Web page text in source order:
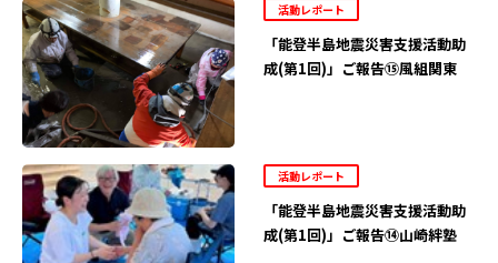
活動レポート
「能登半島地震災害支援活動助
成(第1回)」ご報告⑮風組関東
活動レポート
「能登半島地震災害支援活動助
成(第1回)」ご報告⑭山崎絆塾